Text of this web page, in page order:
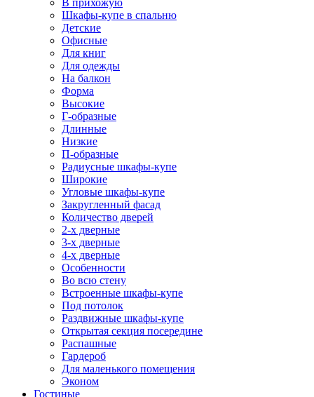
В прихожую
Шкафы-купе в спальню
Детские
Офисные
Для книг
Для одежды
На балкон
Форма
Высокие
Г-образные
Длинные
Низкие
П-образные
Радиусные шкафы-купе
Широкие
Угловые шкафы-купе
Закругленный фасад
Количество дверей
2-х дверные
3-х дверные
4-х дверные
Особенности
Во всю стену
Встроенные шкафы-купе
Под потолок
Раздвижные шкафы-купе
Открытая секция посередине
Распашные
Гардероб
Для маленького помещения
Эконом
Гостиные